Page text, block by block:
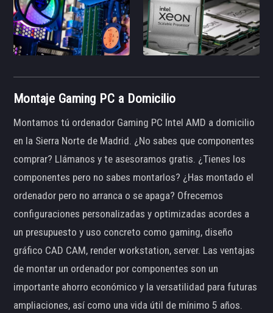
Montaje Gaming PC a Domicilio
Montamos tú ordenador Gaming PC Intel AMD a domicilio
en la Sierra Norte de Madrid. ¿No sabes que componentes
comprar? Llámanos y te asesoramos gratis. ¿Tienes los
componentes pero no sabes montarlos? ¿Has montado el
ordenador pero no arranca o se apaga? Ofrecemos
configuraciones personalizadas y optimizadas acordes a
un presupuesto y uso concreto como gaming, diseño
gráfico CAD CAM, render workstation, server. Las ventajas
de montar un ordenador por componentes son un
importante ahorro económico y la versatilidad para futuras
ampliaciones, así como una vida útil de mínimo 5 años.